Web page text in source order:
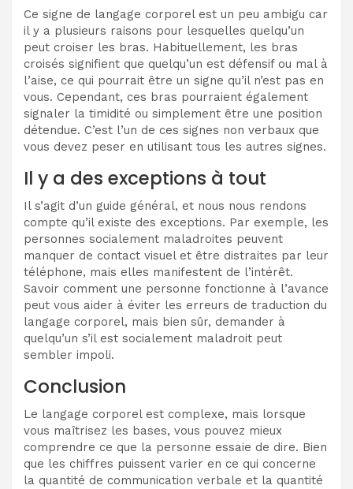
Ce signe de langage corporel est un peu ambigu car
il y a plusieurs raisons pour lesquelles quelqu’un
peut croiser les bras. Habituellement, les bras
croisés signifient que quelqu’un est défensif ou mal à
l’aise, ce qui pourrait être un signe qu’il n’est pas en
vous. Cependant, ces bras pourraient également
signaler la timidité ou simplement être une position
détendue. C’est l’un de ces signes non verbaux que
vous devez peser en utilisant tous les autres signes.
Il y a des exceptions à tout
Il s’agit d’un guide général, et nous nous rendons
compte qu’il existe des exceptions. Par exemple, les
personnes socialement maladroites peuvent
manquer de contact visuel et être distraites par leur
téléphone, mais elles manifestent de l’intérêt.
Savoir comment une personne fonctionne à l’avance
peut vous aider à éviter les erreurs de traduction du
langage corporel, mais bien sûr, demander à
quelqu’un s’il est socialement maladroit peut
sembler impoli.
Conclusion
Le langage corporel est complexe, mais lorsque
vous maîtrisez les bases, vous pouvez mieux
comprendre ce que la personne essaie de dire. Bien
que les chiffres puissent varier en ce qui concerne
la quantité de communication verbale et la quantité